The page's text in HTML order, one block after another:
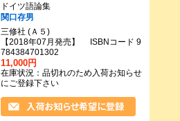
ドイツ語論集
関口存男
三修社 (Ａ５)
【2018年07月発売】 ISBNコード 9
784384701302
11,000円
在庫状況：品切れのため入荷お知らせ
にご登録下さい